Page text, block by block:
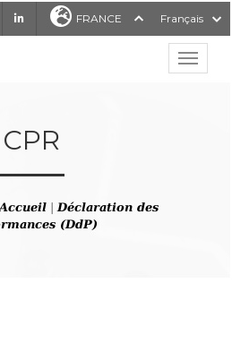
LinkedIn FRANCE Français
CPR
Accueil |Déclaration des
(DdP)